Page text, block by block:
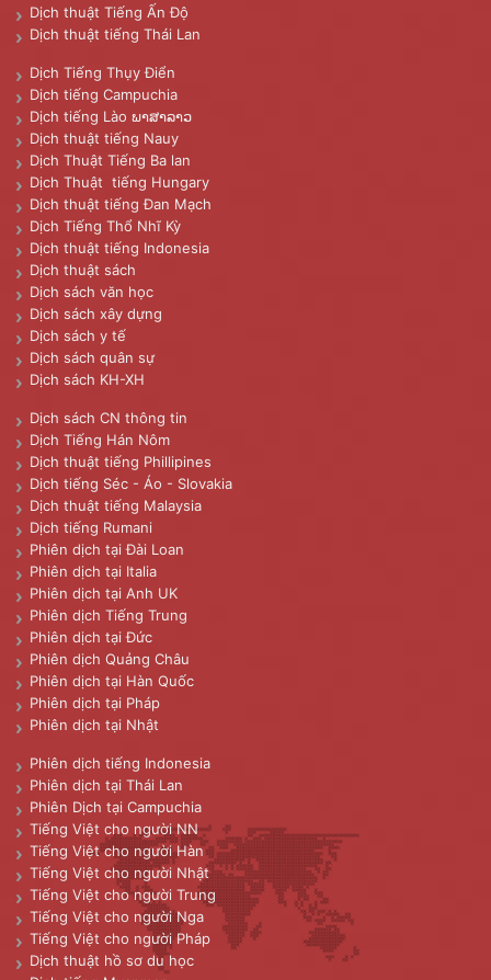
Dịch thuật Tiếng Ấn Độ
Dịch thuật tiếng Thái Lan
Dịch Tiếng Thụy Điển
Dịch tiếng Campuchia
Dịch tiếng Lào ພາສາລາວ
Dịch thuật tiếng Nauy
Dịch Thuật Tiếng Ba lan
Dịch Thuật tiếng Hungary
Dịch thuật tiếng Đan Mạch
Dịch Tiếng Thổ Nhĩ Kỳ
Dịch thuật tiếng Indonesia
Dịch thuật sách
Dịch sách văn học
Dịch sách xây dựng
Dịch sách y tế
Dịch sách quân sự
Dịch sách KH-XH
Dịch sách CN thông tin
Dịch Tiếng Hán Nôm
Dịch thuật tiếng Phillipines
Dịch tiếng Séc - Áo - Slovakia
Dịch thuật tiếng Malaysia
Dịch tiếng Rumani
Phiên dịch tại Đài Loan
Phiên dịch tại Italia
Phiên dịch tại Anh UK
Phiên dịch Tiếng Trung
Phiên dịch tại Đức
Phiên dịch Quảng Châu
Phiên dịch tại Hàn Quốc
Phiên dịch tại Pháp
Phiên dịch tại Nhật
Phiên dịch tiếng Indonesia
Phiên dịch tại Thái Lan
Phiên Dịch tại Campuchia
Tiếng Việt cho người NN
Tiếng Việt cho người Hàn
Tiếng Việt cho người Nhật
Tiếng Việt cho người Trung
Tiếng Việt cho người Nga
Tiếng Việt cho người Pháp
Dịch thuật hồ sơ du học